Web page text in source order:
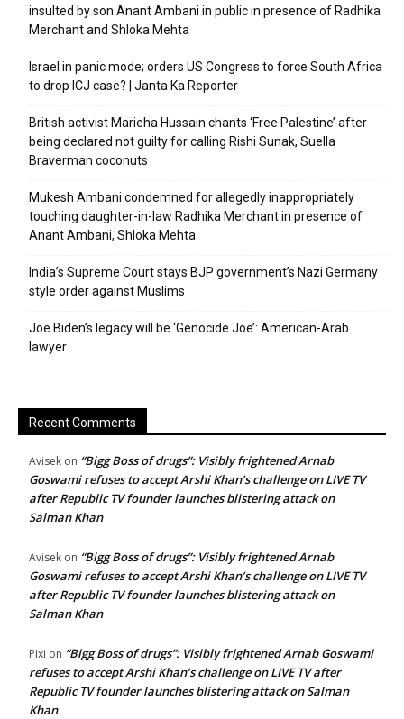
insulted by son Anant Ambani in public in presence of Radhika
Merchant and Shloka Mehta
Israel in panic mode; orders US Congress to force South Africa
to drop ICJ case? | Janta Ka Reporter
British activist Marieha Hussain chants ‘Free Palestine’ after
being declared not guilty for calling Rishi Sunak, Suella
Braverman coconuts
Mukesh Ambani condemned for allegedly inappropriately
touching daughter-in-law Radhika Merchant in presence of
Anant Ambani, Shloka Mehta
India’s Supreme Court stays BJP government’s Nazi Germany
style order against Muslims
Joe Biden’s legacy will be ‘Genocide Joe’: American-Arab
lawyer
Recent Comments
Avisek on “Bigg Boss of drugs”: Visibly frightened Arnab
Goswami refuses to accept Arshi Khan’s challenge on LIVE TV
after Republic TV founder launches blistering attack on
Salman Khan
Avisek on “Bigg Boss of drugs”: Visibly frightened Arnab
Goswami refuses to accept Arshi Khan’s challenge on LIVE TV
after Republic TV founder launches blistering attack on
Salman Khan
Pixi on “Bigg Boss of drugs”: Visibly frightened Arnab Goswami
refuses to accept Arshi Khan’s challenge on LIVE TV after
Republic TV founder launches blistering attack on Salman
Khan